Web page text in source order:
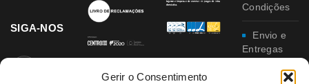
Gerir o Consentimento
SIGA-NOS
Condições
Envio e
Entregas
Trocas e